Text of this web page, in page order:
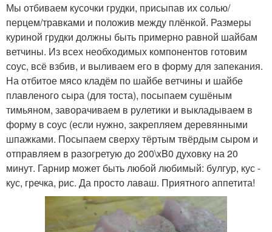
Мы отбиваем кусочки грудки, присыпав их солью/
перцем/травками и положив между плёнкой. Размеры
куриной грудки должны быть примерно равной шайбам
ветчины. Из всех необходимых компонентов готовим
соус, всё взбив, и выливаем его в форму для запекания.
На отбитое мясо кладём по шайбе ветчины и шайбе
плавленого сыра (для тоста), посыпаем сушёным
тимьяном, заворачиваем в рулетики и выкладываем в
форму в соус (если нужно, закрепляем деревянными
шпажками. Посыпаем сверху тёртым твёрдым сыром и
отправляем в разогретую до 200\xB0 духовку на 20
минут. Гарнир может быть любой любимый: булгур, кус -
кус, гречка, рис. Да просто лаваш. Приятного аппетита!